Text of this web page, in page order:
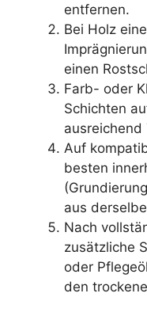
entfernen.
Bei Holz
einen
Farb- oder
Schichten
ausreichend
Auf
besten
aus
Nach
zusätzliche
oder
den